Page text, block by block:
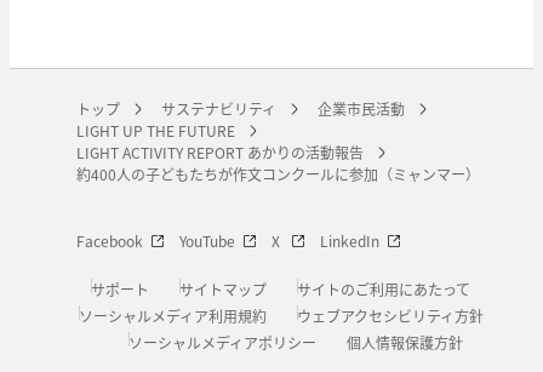
トップ サステナビリティ
企業市民活動
LIGHT UP THE FUTURE
LIGHT ACTIVITY REPORT あかりの活動報告
約400人の子どもたちが作文コンクールに参加（ミャンマー）
Facebook YouTube X LinkedIn
サポート サイトマップ
サイトのご利用にあたって
ソーシャルメディア利用規約
ウェブアクセシビリティ方針
ソーシャルメディアポリシー
個人情報保護方針